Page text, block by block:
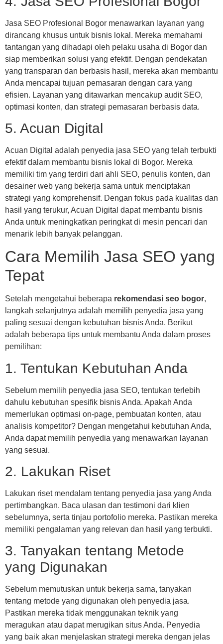
Jasa SEO Profesional Bogor menawarkan layanan yang
dirancang khusus untuk bisnis lokal. Mereka memahami
tantangan yang dihadapi oleh pelaku usaha di Bogor dan
siap memberikan solusi yang efektif. Dengan pendekatan
yang transparan dan berbasis hasil, mereka akan membantu
Anda mencapai tujuan pemasaran dengan cara yang
efisien. Layanan yang ditawarkan mencakup audit SEO,
optimasi konten, dan strategi pemasaran berbasis data.
5. Acuan Digital
Acuan Digital adalah penyedia jasa SEO yang telah terbukti
efektif dalam membantu bisnis lokal di Bogor. Mereka
memiliki tim yang terdiri dari ahli SEO, penulis konten, dan
desainer web yang bekerja sama untuk menciptakan
strategi yang komprehensif. Dengan fokus pada kualitas dan
hasil yang terukur, Acuan Digital dapat membantu bisnis
Anda untuk meningkatkan peringkat di mesin pencari dan
menarik lebih banyak pelanggan.
Cara Memilih Jasa SEO yang
Tepat
Setelah mengetahui beberapa rekomendasi seo bogor,
langkah selanjutnya adalah memilih penyedia jasa yang
paling sesuai dengan kebutuhan bisnis Anda. Berikut
adalah beberapa tips untuk membantu Anda dalam proses
pemilihan:
1. Tentukan Kebutuhan Anda
Sebelum memilih penyedia jasa SEO, tentukan terlebih
dahulu kebutuhan spesifik bisnis Anda. Apakah Anda
memerlukan optimasi on-page, pembuatan konten, atau
analisis kompetitor? Dengan mengetahui kebutuhan Anda,
Anda dapat memilih penyedia yang menawarkan layanan
yang sesuai.
2. Lakukan Riset
Lakukan riset mendalam tentang penyedia jasa yang Anda
pertimbangkan. Baca ulasan dan testimoni dari klien
sebelumnya, serta tinjau portofolio mereka. Pastikan mereka
memiliki pengalaman yang relevan dan hasil yang terbukti.
3. Tanyakan tentang Metode
yang Digunakan
Sebelum memutuskan untuk bekerja sama, tanyakan
tentang metode yang digunakan oleh penyedia jasa.
Pastikan mereka tidak menggunakan teknik yang
meragukan atau dapat merugikan situs Anda. Penyedia
yang baik akan menjelaskan strategi mereka dengan jelas